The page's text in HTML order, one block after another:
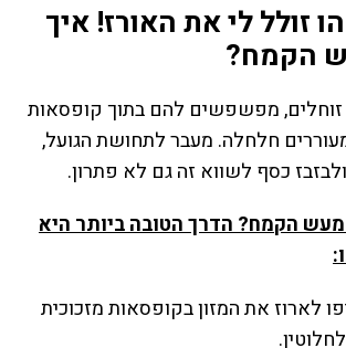
זולל לי את האורז! איך
הקמח?
מפשפשים להם בתוך קופסאות
חלחלה. מעבר לתחושת הגועל,
כסף לשווא זה גם לא פתרון.
מעש הקמח? הדרך הטובה ביותר היא
לארוז את המזון בקופסאות מזכוכית